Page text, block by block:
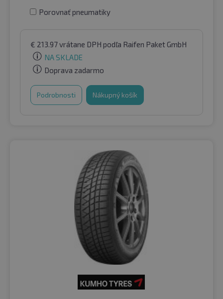
Porovnať pneumatiky
€ 213.97vrátane DPH podľa Raifen Paket GmbH
NA SKLADE
Doprava zadarmo
Podrobnosti Nákupný košík